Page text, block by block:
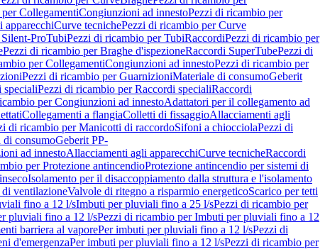
CollegamentiCongiunzioni ad innestoPezzi di ricambio per
apparecchiCurve tecnichePezzi di ricambio per Curve
ProTubiPezzi di ricambio per TubiRaccordiPezzi di ricambio per
Pezzi di ricambio per Braghe d'ispezioneRaccordi SuperTubePezzi di
per CollegamentiCongiunzioni ad innestoPezzi di ricambio per
Pezzi di ricambio per GuarnizioniMateriale di consumoGeberit
specialiPezzi di ricambio per Raccordi specialiRaccordi
per Congiunzioni ad innestoAdattatori per il collegamento ad
Collegamenti a flangiaColletti di fissaggioAllacciamenti agli
di ricambio per Manicotti di raccordoSifoni a chiocciolaPezzi di
consumoGeberit PP-
ad innestoAllacciamenti agli apparecchiCurve tecnicheRaccordi
per Protezione antincendioProtezione antincendio per sistemi di
Isolamento per il disaccoppiamento dalla struttura e l'isolamento
ventilazioneValvole di ritegno a risparmio energeticoScarico per tetti
fino a 12 l/sImbuti per pluviali fino a 25 l/sPezzi di ricambio per
pluviali fino a 12 l/sPezzi di ricambio per Imbuti per pluviali fino a 12
barriera al vaporePer imbuti per pluviali fino a 12 l/sPezzi di
d'emergenzaPer imbuti per pluviali fino a 12 l/sPezzi di ricambio per